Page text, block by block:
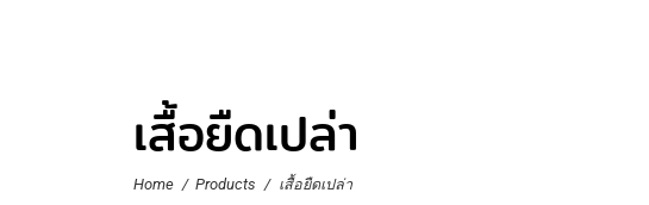
เสื้อยืดเปล่า
Home / Products / เสื้อยืดเปล่า